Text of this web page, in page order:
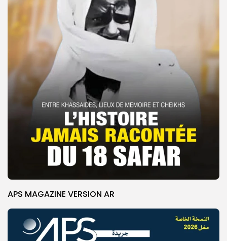
APS MAGAZINE VERSION AR